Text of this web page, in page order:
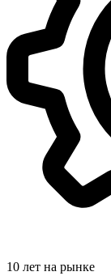
10 лет на рынке